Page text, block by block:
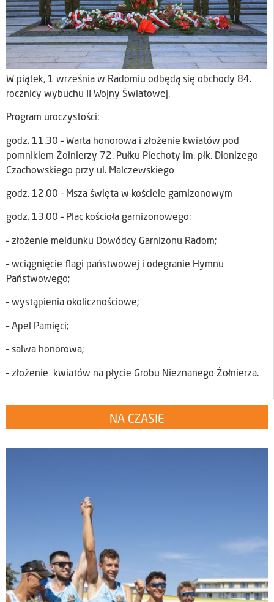
W piątek, 1 września w Radomiu odbędą się obchody 84.
rocznicy wybuchu II Wojny Światowej.
Program uroczystości:
godz. 11.30 – Warta honorowa i złożenie kwiatów pod
pomnikiem Żołnierzy 72. Pułku Piechoty im. płk. Dionizego
Czachowskiego przy ul. Malczewskiego
godz. 12.00 – Msza święta w kościele garnizonowym
godz. 13.00 – Plac kościoła garnizonowego:
– złożenie meldunku Dowódcy Garnizonu Radom;
– wciągnięcie flagi państwowej i odegranie Hymnu
Państwowego;
– wystąpienia okolicznościowe;
– Apel Pamięci;
– salwa honorowa;
– złożenie kwiatów na płycie Grobu Nieznanego Żołnierza.
NA CZASIE